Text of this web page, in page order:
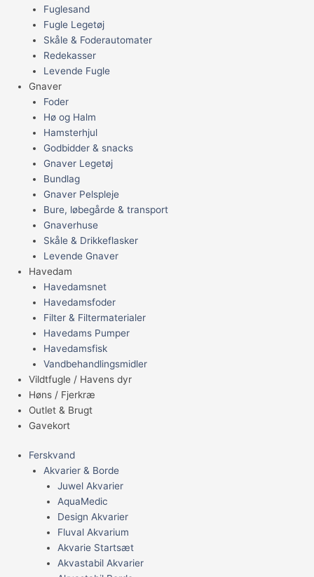
Fuglesand
Fugle Legetøj
Skåle & Foderautomater
Redekasser
Levende Fugle
Gnaver
Foder
Hø og Halm
Hamsterhjul
Godbidder & snacks
Gnaver Legetøj
Bundlag
Gnaver Pelspleje
Bure, løbegårde & transport
Gnaverhuse
Skåle & Drikkeflasker
Levende Gnaver
Havedam
Havedamsnet
Havedamsfoder
Filter & Filtermaterialer
Havedams Pumper
Havedamsfisk
Vandbehandlingsmidler
Vildtfugle / Havens dyr
Høns / Fjerkræ
Outlet & Brugt
Gavekort
Ferskvand
Akvarier & Borde
Juwel Akvarier
AquaMedic
Design Akvarier
Fluval Akvarium
Akvarie Startsæt
Akvastabil Akvarier